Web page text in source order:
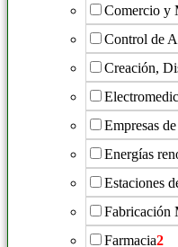
Comercio y
Control de
Creación,
Empresas
Energías
Estaciones
Fabricación
Farmacia2